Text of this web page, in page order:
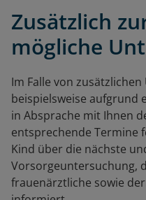
Zusätzlich
mögliche
Im Falle von
beispielsweise aufgrund
in Absprache mit Ihnen
entsprechende Termine
Kind über die nächste
Vorsorgeuntersuchung,
frauenärztliche sowie